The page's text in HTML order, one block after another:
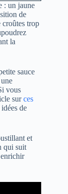
: un jaune
de
trop
la
sauce
vous
surces
de
et
qui suit